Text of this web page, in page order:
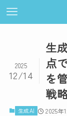
生
点
を
戦
2025
12/14
生成AI 2025年